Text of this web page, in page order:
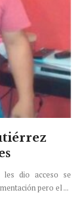
les dio acceso se
pero el ...